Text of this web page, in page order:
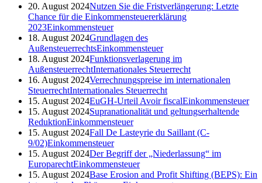
20. August 2024Nutzen Sie die Fristverlängerung: Letzte
Chance für die Einkommensteuererklärung
2023Einkommensteuer
18. August 2024Grundlagen des
AußensteuerrechtsEinkommensteuer
18. August 2024Funktionsverlagerung im
AußensteuerrechtInternationales Steuerrecht
16. August 2024Verrechnungspreise im internationalen
SteuerrechtInternationales Steuerrecht
15. August 2024EuGH-Urteil Avoir fiscalEinkommensteuer
15. August 2024Supranationalität und geltungserhaltende
ReduktionEinkommensteuer
15. August 2024Fall De Lasteyrie du Saillant (C-
9/02)Einkommensteuer
15. August 2024Der Begriff der „Niederlassung“ im
EuroparechtEinkommensteuer
15. August 2024Base Erosion and Profit Shifting (BEPS): Ein